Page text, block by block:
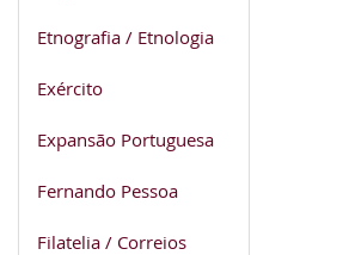
Etnografia / Etnologia
Exército
Expansão Portuguesa
Fernando Pessoa
Filatelia / Correios